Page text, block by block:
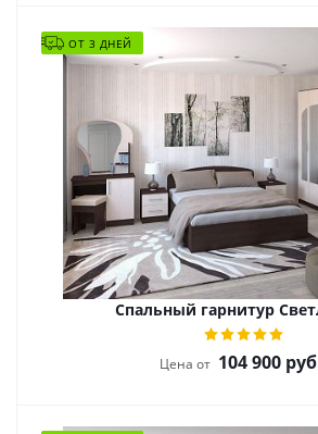
ОТ 3 ДНЕЙ
Спальный гарнитур
Цена от 104 900